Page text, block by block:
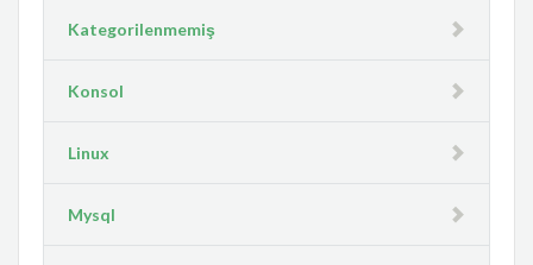
Kategorilenmemiş
Konsol
Linux
Mysql